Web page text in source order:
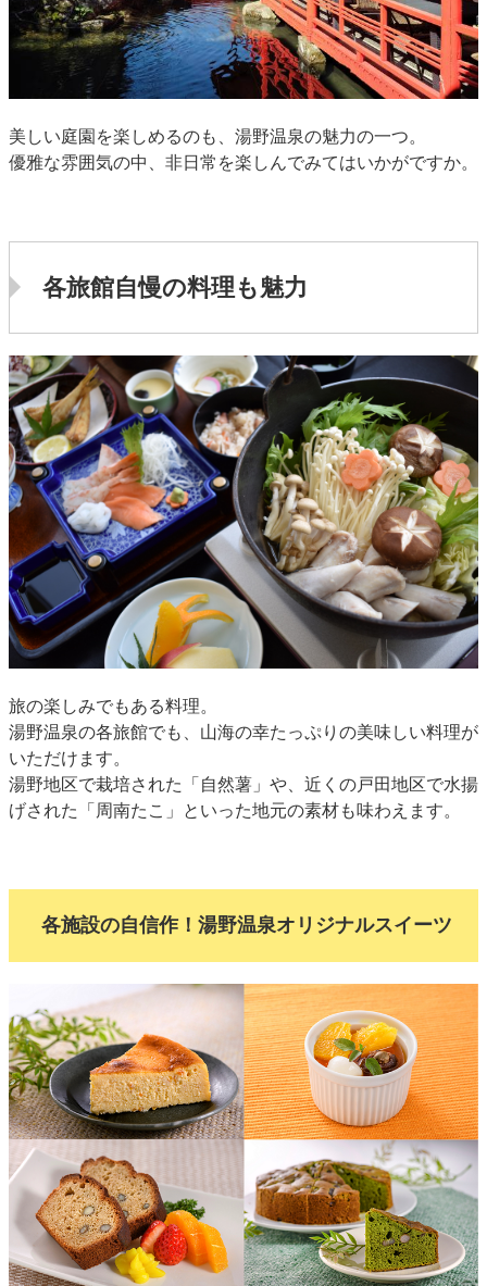
美しい庭園を楽しめるのも、湯野温泉の魅力の一つ。
優雅な雰囲気の中、非日常を楽しんでみてはいかがですか。
各旅館自慢の料理も魅力
旅の楽しみでもある料理。
湯野温泉の各旅館でも、山海の幸たっぷりの美味しい料理が
いただけます。
湯野地区で栽培された「自然薯」や、近くの戸田地区で水揚
げされた「周南たこ」といった地元の素材も味わえます。
各施設の自信作！湯野温泉オリジナルスイーツ